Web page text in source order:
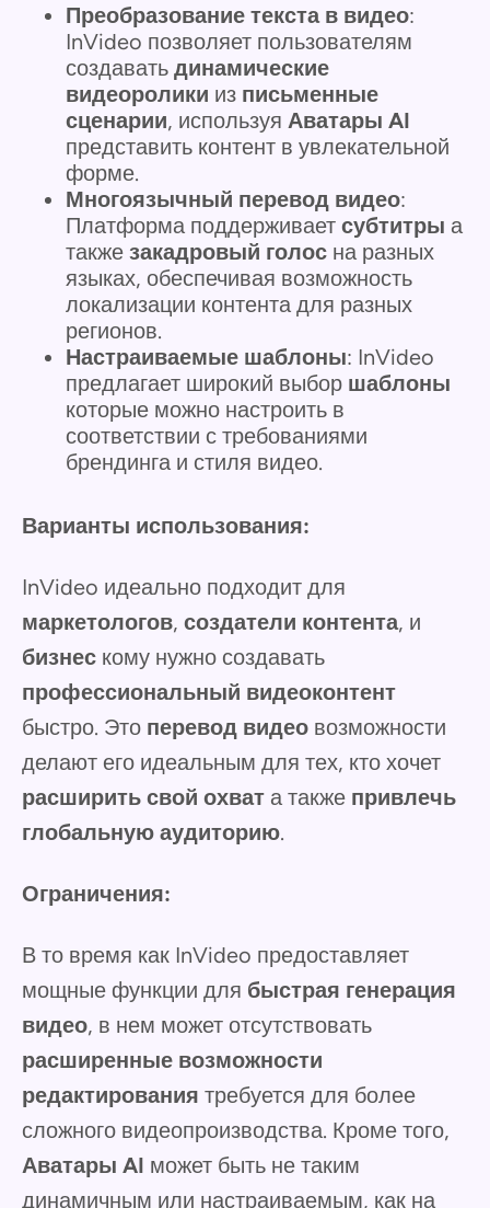
Преобразование текста в видео:
InVideo позволяет пользователям
создавать динамические
видеоролики из письменные
сценарии, используя Аватары AI
представить контент в увлекательной
форме.
Многоязычный перевод видео:
Платформа поддерживает субтитры а
также закадровый голос на разных
языках, обеспечивая возможность
локализации контента для разных
регионов.
Настраиваемые шаблоны: InVideo
предлагает широкий выбор шаблоны
которые можно настроить в
соответствии с требованиями
брендинга и стиля видео.
Варианты использования:
InVideo идеально подходит для
маркетологов, создатели контента, и
бизнес кому нужно создавать
профессиональный видеоконтент
быстро. Это перевод видео возможности
делают его идеальным для тех, кто хочет
расширить свой охват а также привлечь
глобальную аудиторию.
Ограничения:
В то время как InVideo предоставляет
мощные функции для быстрая генерация
видео, в нем может отсутствовать
расширенные возможности
редактирования требуется для более
сложного видеопроизводства. Кроме того,
Аватары AI может быть не таким
динамичным или настраиваемым, как на